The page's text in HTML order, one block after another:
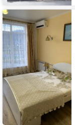
Семейные
апартаменты